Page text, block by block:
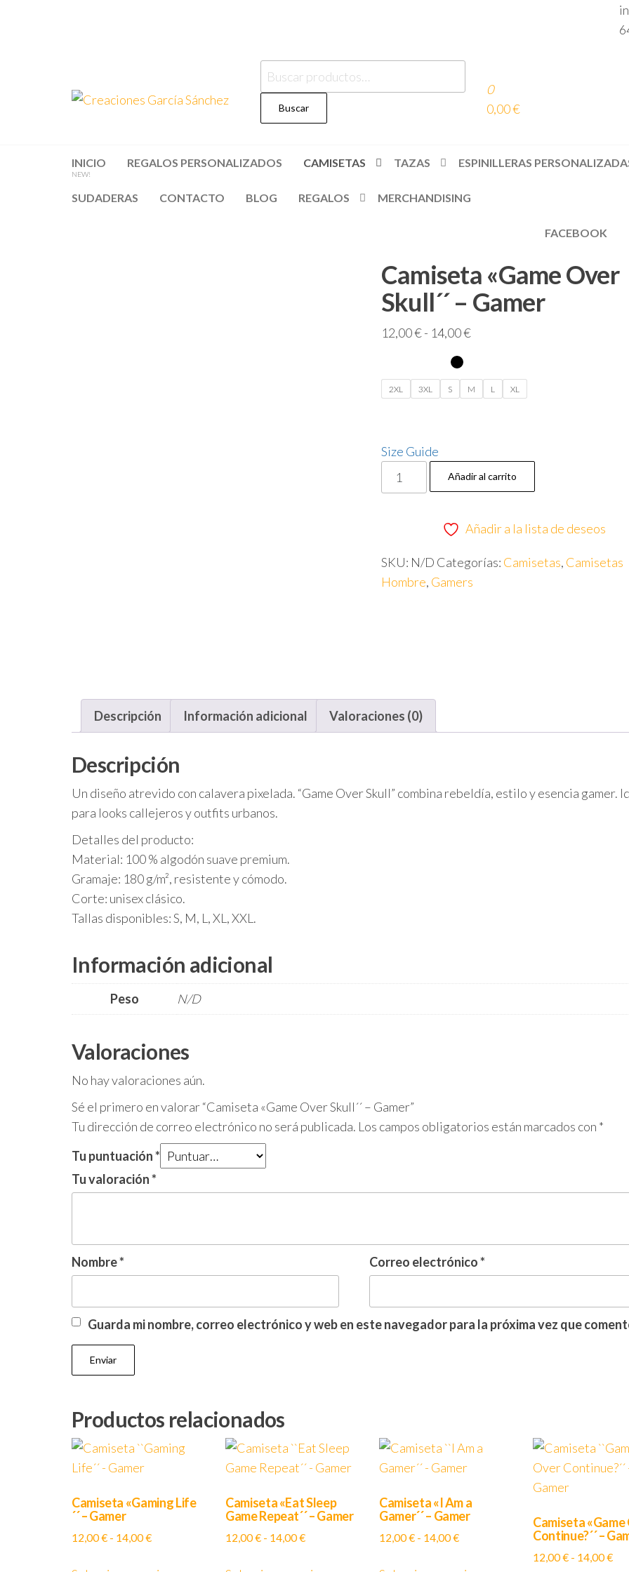
Creaciones
García
regalos
personalizados
Buscar
por:
Buscar
0
0,00 €
INICIO
NEW!
REGALOS PERSONALIZADOS CAMISETAS TAZAS ESPINILLERAS
SUDADERAS CONTACTO BLOG REGALOS MERCHANDISING
FACEBOOK
Camiseta «Game Over
Skull´´ – Gamer
12,00€- 14,00€Rango
desde
2XL 3XL S M L XL
Size Guide
Camiseta
``Game
-
Gamer
Añadir al carrito
Añadir a la lista de deseos
SKU: N/D Categorías: Camisetas, Camisetas
Hombre, Gamers
Descripción Información adicional Valoraciones (0)
Descripción
Un diseño atrevido con calavera pixelada. “Game Over Skull” combina rebeldía, estilo y esencia gamer.
para looks callejeros y outfits urbanos.
Detalles del producto:
Material: 100 % algodón suave premium.
Gramaje: 180 g/m², resistente y cómodo.
Corte: unisex clásico.
Tallas disponibles: S, M, L, XL, XXL.
Información adicional
Peso N/D
Valoraciones
No hay valoraciones aún.
Sé el primero en valorar “Camiseta «Game Over Skull´´ – Gamer”
Tu dirección de correo electrónico no será publicada. Los campos obligatorios están marcados con *
Tu puntuación*
Tu valoración*
Nombre* Correo electrónico*
Guarda mi nombre, correo electrónico y web en este navegador para la próxima vez que
Productos relacionados
Camiseta «Gaming Life
´´ – Gamer
12,00€ - 14,00€Rango
Camiseta «Eat Sleep
Game Repeat´´ – Gamer
12,00€ - 14,00€Rango
Camiseta «I Am a
Gamer´´ – Gamer
12,00€ - 14,00€Rango
Camiseta
Continue?´´ –
12,00€ - 14,00€